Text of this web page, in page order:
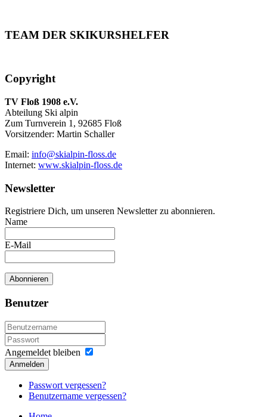
TEAM DER SKIKURSHELFER
Copyright
TV Floß 1908 e.V.
Abteilung Ski alpin
Zum Turnverein 1, 92685 Floß
Vorsitzender: Martin Schaller
Email: info@skialpin-floss.de
Internet: www.skialpin-floss.de
Newsletter
Registriere Dich, um unseren Newsletter zu abonnieren.
Name
E-Mail
Benutzer
Angemeldet bleiben
Anmelden
Passwort vergessen?
Benutzername vergessen?